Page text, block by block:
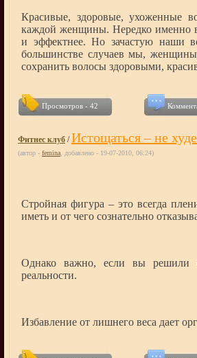
Красивые, здоровые, ухоженные
каждой женщины. Нередко именно
и эффектнее. Но зачастую наши
большинстве случаев мы,
сохранить волосы здоровыми,
Просмотров - 42
Фитнес клуб /Истощаться – не
(автор - femina , добавлено - 19-07-2010, 06:24)
Стройная фигура – это всегда
иметь и от чего сознательно
Однако важно, если вы решили
реальности.
Избавление от лишнего веса дает